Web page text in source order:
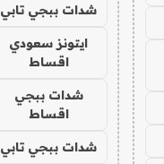
شدات ببجي تابي
ايتونز سعودي
اقساط
شدات ببجي
اقساط
شدات ببجي تابي